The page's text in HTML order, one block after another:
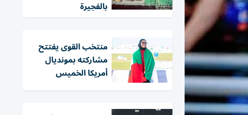
بالفجيرة
منتخب القوى يفتتح
مشاركته بمونديال
أمريكا الخميس